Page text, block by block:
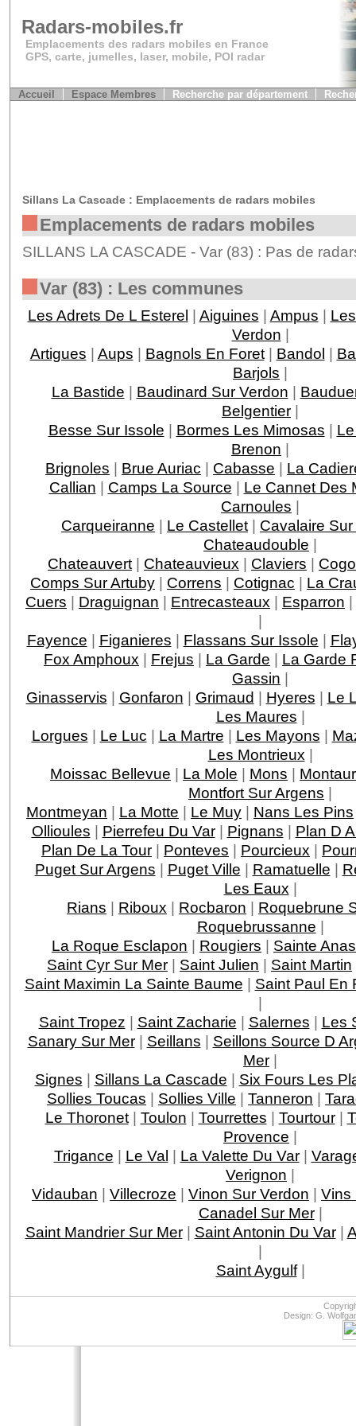
Radars-mobiles.fr
Emplacements des radars mobiles en France
GPS, carte, jumelles, laser, mobile, POI radar
Accueil Espace Membres Recherche par département
Sillans La Cascade : Emplacements de radars mobiles
Emplacements de radars mobiles
SILLANS LA CASCADE - Var (83) : Pas de
Var (83) : Les communes
Les Adrets De L Esterel | Aiguines | Ampus |
Verdon |
Artigues | Aups | Bagnols En Foret| Bandol |
Barjols |
La Bastide | Baudinard Sur Verdon |
Belgentier |
Besse Sur Issole | Bormes Les Mimosas |
Brenon |
Brignoles | Brue Auriac | Cabasse | La
Callian | Camps La Source | Le Cannet Des
Carnoules |
Carqueiranne | Le Castellet | Cavalaire
Chateaudouble |
Chateauvert | Chateauvieux | Claviers |
Comps Sur Artuby | Correns | Cotignac | La
Cuers | Draguignan | Entrecasteaux | Esparron |
|
Fayence | Figanieres | Flassans Sur Issole |
Fox Amphoux | Frejus | La Garde | La Garde
Gassin |
Ginasservis | Gonfaron | Grimaud | Hyeres | Le
Les Maures |
Lorgues | Le Luc | La Martre | Les Mayons |
Les Montrieux |
Moissac Bellevue | La Mole | Mons |
Montfort Sur Argens |
Montmeyan | La Motte | Le Muy | Nans Les Pins
Ollioules | Pierrefeu Du Var| Pignans | Plan D
Plan De La Tour | Ponteves | Pourcieux |
Puget Sur Argens | Puget Ville | Ramatuelle |
Les Eaux |
Rians | Riboux | Rocbaron | Roquebrune
Roquebrussanne |
La Roque Esclapon | Rougiers | Sainte
Saint Cyr Sur Mer | Saint Julien | Saint Martin
Saint Maximin La Sainte Baume | Saint Paul En
|
Saint Tropez | Saint Zacharie | Salernes | Les
Sanary Sur Mer| Seillans | Seillons Source D
Mer |
Signes | Sillans La Cascade | Six Fours Les
Sollies Toucas | Sollies Ville | Tanneron |
Le Thoronet| Toulon | Tourrettes | Tourtour|
Provence |
Trigance | Le Val | La Valette Du Var|
Verignon |
Vidauban | Villecroze | Vinon Sur Verdon | Vins
Canadel Sur Mer|
Saint Mandrier Sur Mer| Saint Antonin Du Var|
|
Saint Aygulf|
Design: G.